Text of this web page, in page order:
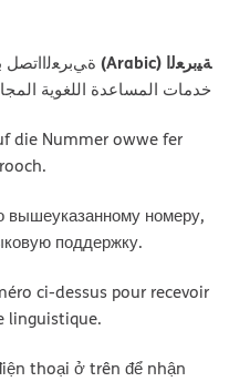
ﺔﯿﺑﺮﻌﻟا (Arabic)
ﺧﺪﻣﺎت اﻟﻤﺴﺎﻋﺪة اﻟﻠﻐﻮﯾﺔ
die Nummer owwe fer
вышеуказанному номеру,
поддержку.
ci-dessus pour recevoir
linguistique.
thoại ở trên để nhận